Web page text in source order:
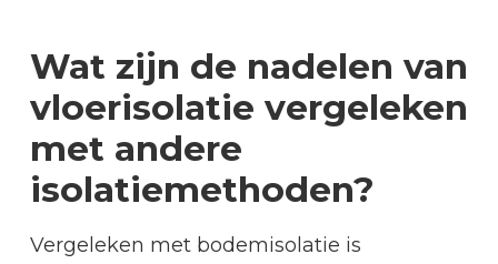
Wat zijn de nadelen van
vloerisolatie vergeleken
met andere
isolatiemethoden?
Vergeleken met bodemisolatie is